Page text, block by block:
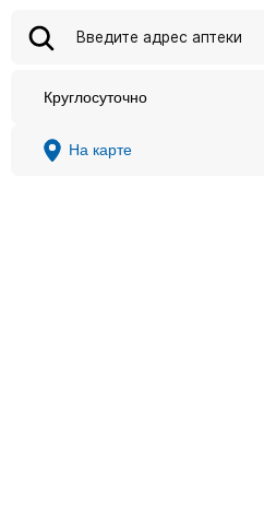
Круглосуточно
На карте